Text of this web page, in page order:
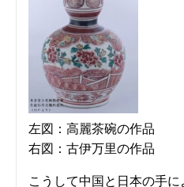
左図：高麗茶碗の作品
右図：古伊万里の作品
こうして中国と日本の手